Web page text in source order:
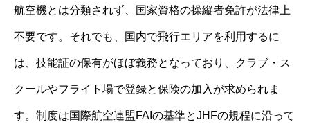
航空機とは分類されず、国家資格の操縦者免許が法律上
不要です。それでも、国内で飛行エリアを利用するに
は、技能証の保有がほぼ義務となっており、クラブ・ス
クールやフライト場で登録と保険の加入が求められま
す。制度は国際航空連盟FAIの基準とJHFの規程に沿って